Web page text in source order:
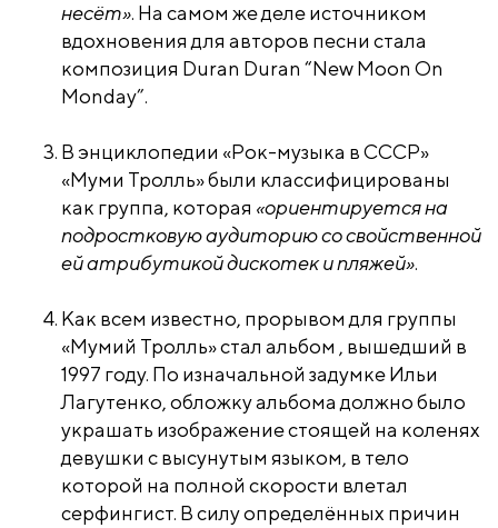
несёт». На самом же деле источником
вдохновения для авторов песни стала
композиция Duran Duran “New Moon On
Monday”.
В энциклопедии «Рок-музыка в СССР»
«Муми Тролль» были классифицированы
как группа, которая «ориентируется на
подростковую аудиторию со свойственной
ей атрибутикой дискотек и пляжей».
Как всем известно, прорывом для группы
«Мумий Тролль» стал альбом , вышедший в
1997 году. По изначальной задумке Ильи
Лагутенко, обложку альбома должно было
украшать изображение стоящей на коленях
девушки с высунутым языком, в тело
которой на полной скорости влетал
серфингист. В силу определённых причин